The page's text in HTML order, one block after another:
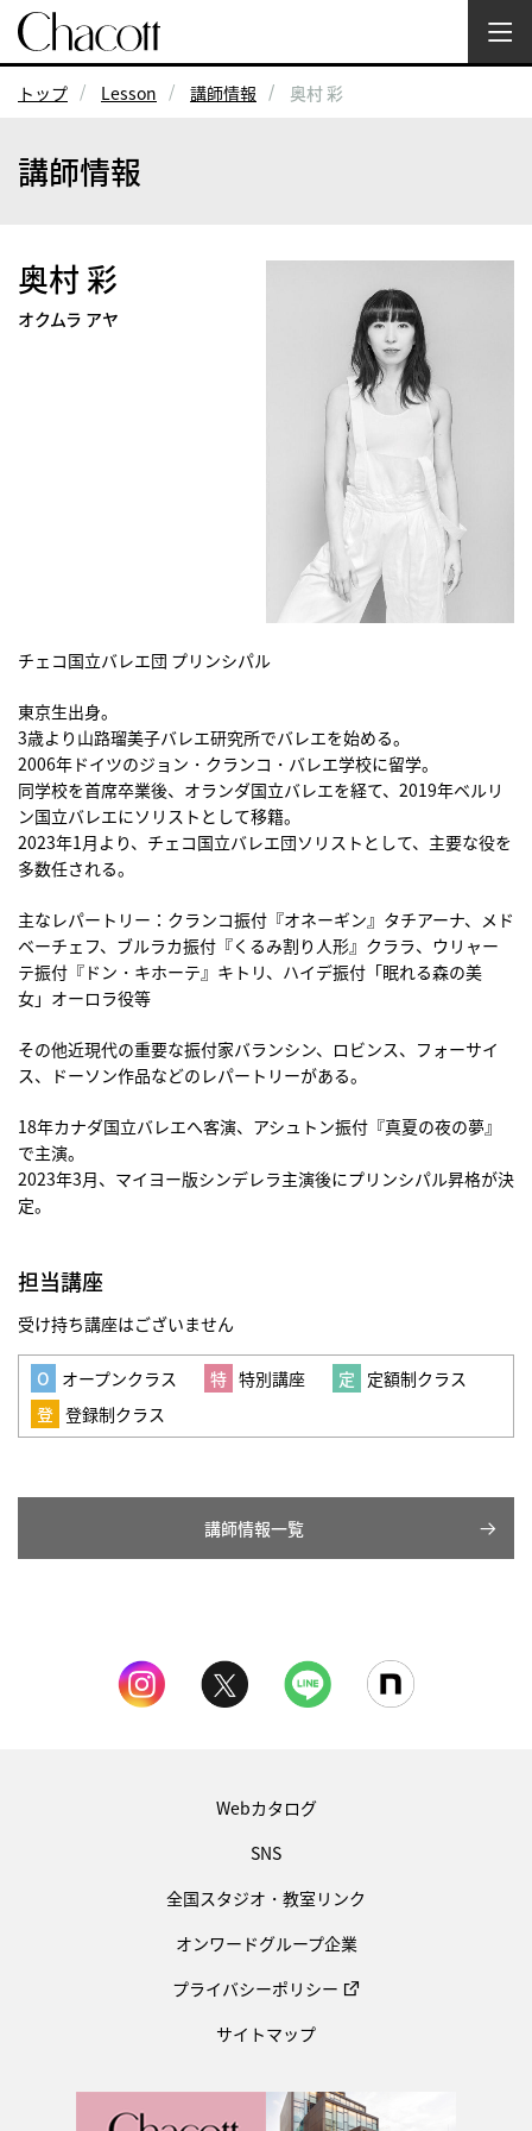
トップ Lesson 講師情報 奥村 彩
講師情報
奥村 彩
オクムラ アヤ
チェコ国立バレエ団 プリンシパル
東京生出身。
3歳より山路瑠美子バレエ研究所でバレエを始める。
2006年ドイツのジョン・クランコ・バレエ学校に留学。
同学校を首席卒業後、オランダ国立バレエを経て、2019年ベルリ
ン国立バレエにソリストとして移籍。
2023年1月より、チェコ国立バレエ団ソリストとして、主要な役を
多数任される。
主なレパートリー：クランコ振付『オネーギン』タチアーナ、メド
ベーチェフ、ブルラカ振付『くるみ割り人形』クララ、ウリャー
テ振付『ドン・キホーテ』キトリ、ハイデ振付「眠れる森の美
女」オーロラ役等
その他近現代の重要な振付家バランシン、ロビンス、フォーサイ
ス、ドーソン作品などのレパートリーがある。
18年カナダ国立バレエへ客演、アシュトン振付『真夏の夜の夢』
で主演。
2023年3月、マイヨー版シンデレラ主演後にプリンシパル昇格が決
定。
担当講座
受け持ち講座はございません
オープンクラス 特別講座
定額制クラス
登録制クラス
講師情報一覧
Webカタログ
SNS
全国スタジオ・教室リンク
オンワードグループ企業
プライバシーポリシー
サイトマップ